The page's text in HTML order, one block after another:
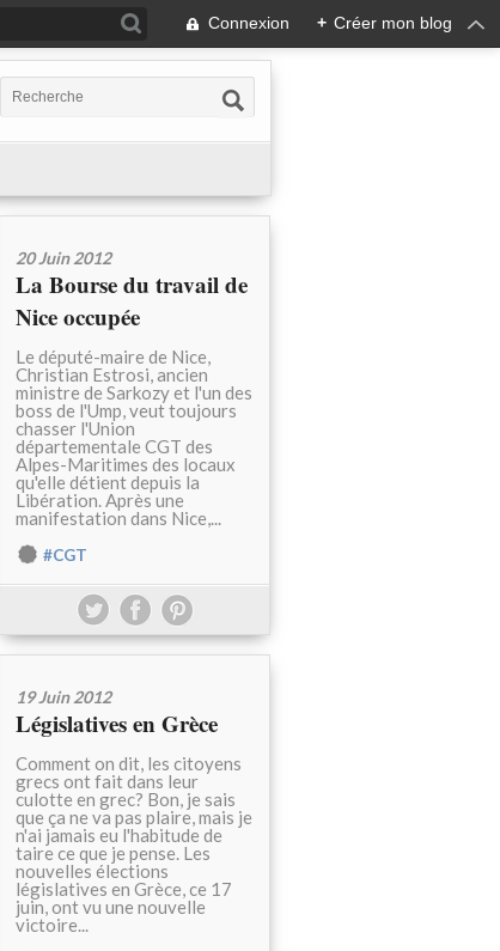
Connexion + Créer mon blog
20 Juin 2012
La Bourse du travail de
Nice occupée
Le député-maire de Nice,
Christian Estrosi, ancien
ministre de Sarkozy et l'un des
boss de l'Ump, veut toujours
chasser l'Union
départementale CGT des
Alpes-Maritimes des locaux
qu'elle détient depuis la
Libération. Après une
manifestation dans Nice,...
#CGT
19 Juin 2012
Législatives en Grèce
Comment on dit, les citoyens
grecs ont fait dans leur
culotte en grec? Bon, je sais
que ça ne va pas plaire, mais je
n'ai jamais eu l'habitude de
taire ce que je pense. Les
nouvelles élections
législatives en Grèce, ce 17
juin, ont vu une nouvelle
victoire...